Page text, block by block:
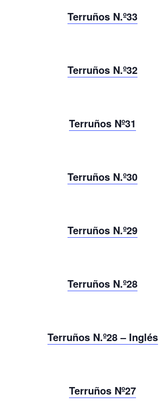
Terruños N.º33
Terruños N.º32
Terruños Nº31
Terruños N.º30
Terruños N.º29
Terruños N.º28
Terruños N.º28 – Inglés
Terruños Nº27